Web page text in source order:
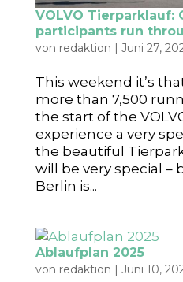
VOLVO Tierparklauf:
participants run
von redaktion | Juni 27,
This weekend it’s
more than 7,500
the start of the
experience a very
the beautiful
will be very special –
Berlin is...
Ablaufplan 2025
von redaktion | Juni 10,